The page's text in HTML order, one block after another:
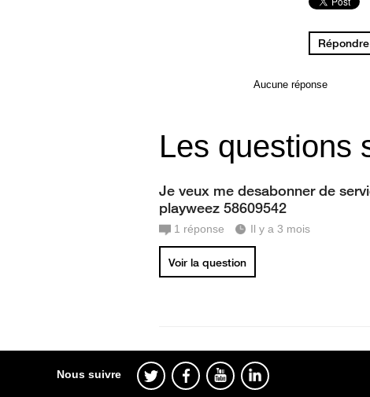
Aucune réponse
Les questions
Je veux me desabonner de
playweez 58609542
1 réponse Il y a 3 mois
Voir la question
Nous suivre